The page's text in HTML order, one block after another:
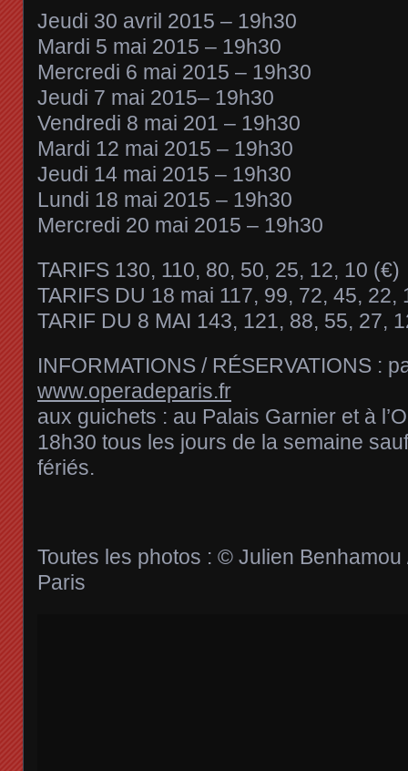
Jeudi 30 avril 2015 – 19h30
Mardi 5 mai 2015 – 19h30
Mercredi 6 mai 2015 – 19h30
Jeudi 7 mai 2015– 19h30
Vendredi 8 mai 201 – 19h30
Mardi 12 mai 2015 – 19h30
Jeudi 14 mai 2015 – 19h30
Lundi 18 mai 2015 – 19h30
Mercredi 20 mai 2015 – 19h30
TARIFS 130, 110, 80, 50, 25, 12, 10 (€)
TARIFS DU 18 mai 117, 99, 72, 45, 22,
TARIF DU 8 MAI 143, 121, 88, 55, 27,
INFORMATIONS / RÉSERVATIONS :
www.operadeparis.fr
aux guichets : au Palais Garnier et à
18h30 tous les jours de la semaine
fériés.
Toutes les photos : © Julien
Paris